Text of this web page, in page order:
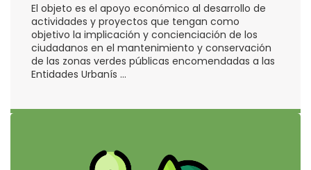
El objeto es el apoyo económico al desarrollo de
actividades y proyectos que tengan como
objetivo la implicación y concienciación de los
ciudadanos en el mantenimiento y conservación
de las zonas verdes públicas encomendadas a las
Entidades Urbanís ...